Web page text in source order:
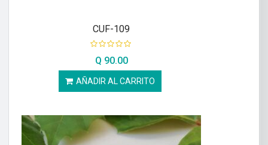
CUF-109
Q 90.00
AÑADIR AL CARRITO